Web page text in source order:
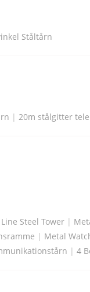
Ståltårn
| 20m stålgitter
Steel Tower |
| Metal
| 4